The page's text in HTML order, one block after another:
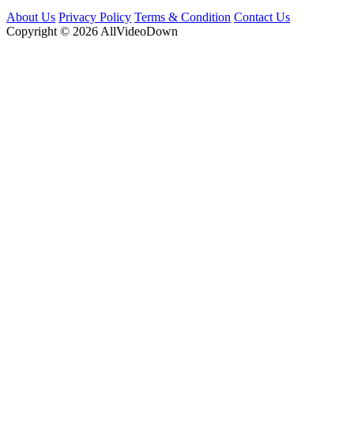
About Us Privacy Policy Terms & Condition Contact Us
Copyright © 2026 AllVideoDown